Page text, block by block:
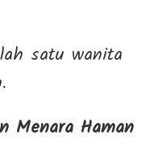
satu wanita
Menara Haman